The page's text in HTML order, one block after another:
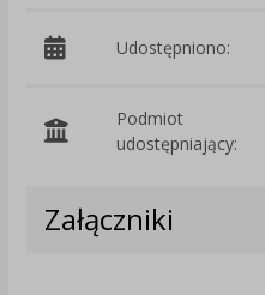
Udostępniono:
Podmiot
udostępniający:
Załączniki